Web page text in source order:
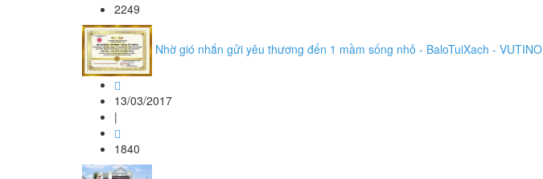
2249
Nhờ gió nhắn gửi yêu thương đến 1 mầm sống nhỏ - BaloTuiXach - VUTINO
13/03/2017
|
1840